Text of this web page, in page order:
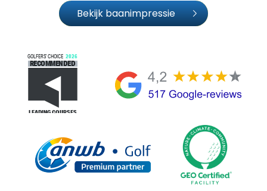
Bekijk baanimpressie